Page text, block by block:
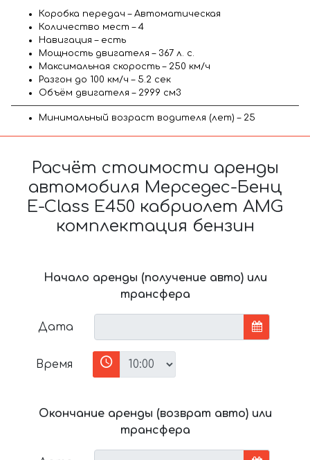
Коробка передач – Автоматическая
Количество мест – 4
Навигация – есть
Мощность двигателя – 367 л. с.
Максимальная скорость – 250 км/ч
Разгон до 100 км/ч – 5.2 сек
Объём двигателя – 2999 см3
Минимальный возраст водителя (лет) – 25
Расчёт стоимости аренды
автомобиля Мерседес-Бенц
E-Class E450 кабриолет AMG
комплектация бензин
Начало аренды (получение авто) или
трансфера
Дата
Время
Окончание аренды (возврат авто) или
трансфера